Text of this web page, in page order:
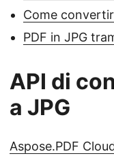
Come
PDF in JPG
API di
a JPG
Aspose.PDF